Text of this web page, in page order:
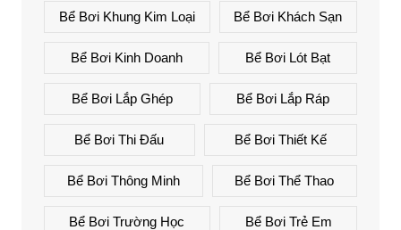
Bể Bơi Khung Kim Loại Bể Bơi Khách Sạn
Bể Bơi Kinh Doanh Bể Bơi Lót Bạt
Bể Bơi Lắp Ghép Bể Bơi Lắp Ráp
Bể Bơi Thi Đấu Bể Bơi Thiết Kế
Bể Bơi Thông Minh Bể Bơi Thể Thao
Bể Bơi Trường Học Bể Bơi Trẻ Em